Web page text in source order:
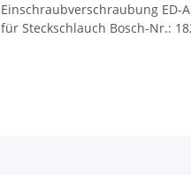
Einschraubverschraubung ED-
für Steckschlauch Bosch-Nr.: